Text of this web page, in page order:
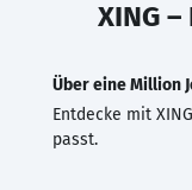
XING
Über eine Million
Entdecke mit
passt.